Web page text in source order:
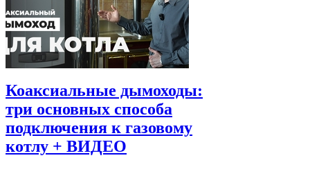
Коаксиальные дымоходы:
три основных способа
подключения к газовому
котлу + ВИДЕО